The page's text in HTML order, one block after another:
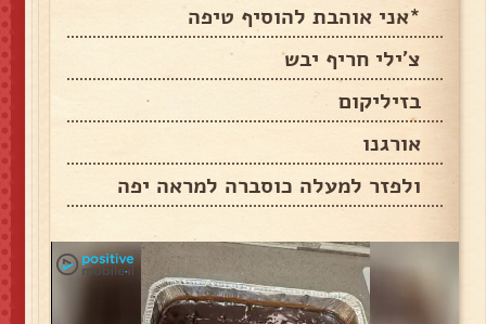
*אני אוהבת להוסיף טיפה
צ׳ילי חריף יבש
בזיליקום
אורגנו
ולפזר למעלה כוסברה למראה יפה